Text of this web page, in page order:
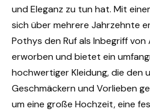
und Eleganz zu tun hat. Mit
sich über mehrere Jahrzehnte
Pothys den Ruf als Inbegriff von
erworben und bietet ein
hochwertiger Kleidung, die den
Geschmäckern und Vorlieben
um eine große Hochzeit, eine